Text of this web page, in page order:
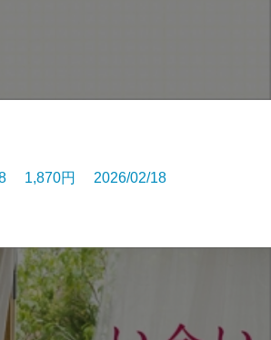
8 1,870円 2026/02/18